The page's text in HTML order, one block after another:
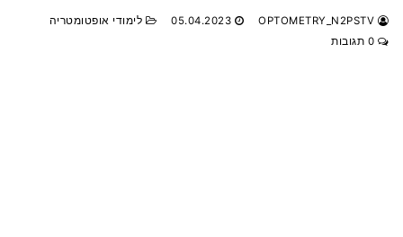
05.04.2023
לימודי אופטומטריה